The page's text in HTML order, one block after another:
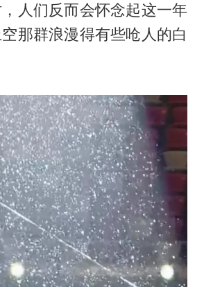
人们反而会怀念起这一年
那群浪漫得有些呛人的白